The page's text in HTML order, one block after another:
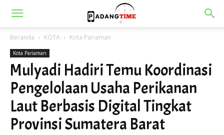
Beranda KOTA Kota Pariaman
Kota Pariaman
Mulyadi Hadiri Temu Koordinasi
Pengelolaan Usaha Perikanan
Laut Berbasis Digital Tingkat
Provinsi Sumatera Barat